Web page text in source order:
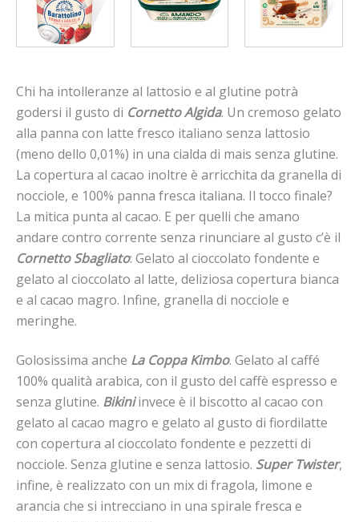
Chi ha intolleranze al lattosio e al glutine potrà
godersi il gusto di Cornetto Algida. Un cremoso gelato
alla panna con latte fresco italiano senza lattosio
(meno dello 0,01%) in una cialda di mais senza glutine.
La copertura al cacao inoltre è arricchita da granella di
nocciole, e 100% panna fresca italiana. Il tocco finale?
La mitica punta al cacao. E per quelli che amano
andare contro corrente senza rinunciare al gusto c’è il
Cornetto Sbagliato: Gelato al cioccolato fondente e
gelato al cioccolato al latte, deliziosa copertura bianca
e al cacao magro. Infine, granella di nocciole e
meringhe.
Golosissima anche La Coppa Kimbo. Gelato al caffé
100% qualità arabica, con il gusto del caffè espresso e
senza glutine. Bikiniinvece è il biscotto al cacao con
gelato al cacao magro e gelato al gusto di fiordilatte
con copertura al cioccolato fondente e pezzetti di
nocciole. Senza glutine e senza lattosio. Super Twister,
infine, è realizzato con un mix di fragola, limone e
arancia che si intrecciano in una spirale fresca e